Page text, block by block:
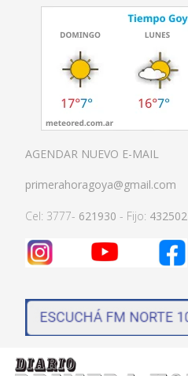
AGENDAR NUEVO E-MAIL
primerahoragoya@gmail.com
Cel: 3777- 621930 - Fijo: 432502